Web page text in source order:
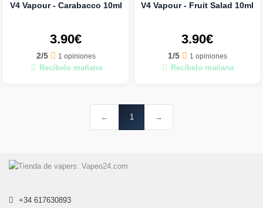
V4 Vapour - Carabacco 10ml
3.90€
2/5 1 opiniones
Recíbelo mañana
V4 Vapour - Fruit Salad 10ml
3.90€
1/5 1 opiniones
Recíbelo mañana
← 1 →
+34 617630893